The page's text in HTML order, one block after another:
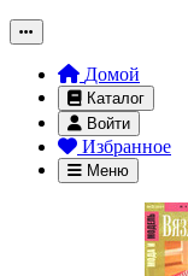
Домой
Каталог
Войти
Избранное
Меню